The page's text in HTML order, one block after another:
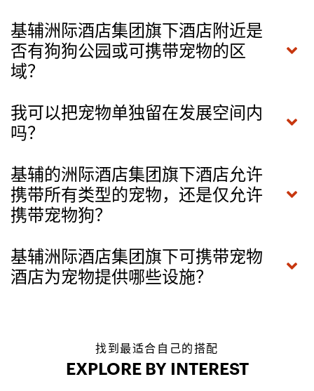
基辅洲际酒店集团旗下酒店附近是
否有狗狗公园或可携带宠物的区
域？
我可以把宠物单独留在发展空间内
吗？
基辅的洲际酒店集团旗下酒店允许
携带所有类型的宠物，还是仅允许
携带宠物狗？
基辅洲际酒店集团旗下可携带宠物
酒店为宠物提供哪些设施？
找到最适合自己的搭配
EXPLORE BY INTEREST